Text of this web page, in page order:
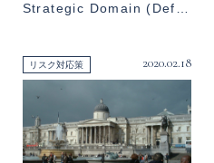
Strategic Domain (Def…
リスク対応策 2020.02.18